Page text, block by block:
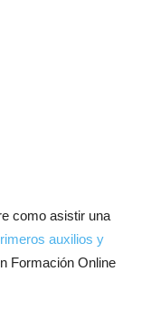
como asistir una
auxilios y
Formación Online